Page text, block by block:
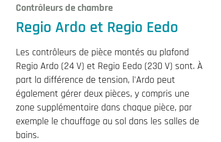
Contrôleurs de chambre
Regio Ardo et Regio Eedo
Les contrôleurs de pièce montés au plafond
Regio Ardo (24 V) et Regio Eedo (230 V) sont. À
part la différence de tension, l'Ardo peut
également gérer deux pièces, y compris une
zone supplémentaire dans chaque pièce, par
exemple le chauffage au sol dans les salles de
bains.